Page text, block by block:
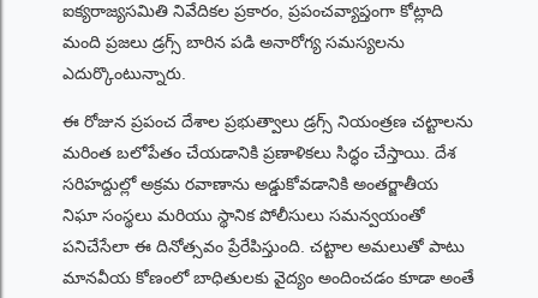
ఐక్యరాజ్యసమితి నివేదికల ప్రకారం, ప్రపంచవ్యాప్తంగా కోట్లాది
మంది ప్రజలు డ్రగ్స్ బారిన పడి అనారోగ్య సమస్యలను
ఎదుర్కొంటున్నారు.
ఈ రోజున ప్రపంచ దేశాల ప్రభుత్వాలు డ్రగ్స్ నియంత్రణ చట్టాలను
మరింత బలోపేతం చేయడానికి ప్రణాళికలు సిద్ధం చేస్తాయి. దేశ
సరిహద్దుల్లో అక్రమ రవాణాను అడ్డుకోవడానికి అంతర్జాతీయ
నిఘా సంస్థలు మరియు స్థానిక పోలీసులు సమన్వయంతో
పనిచేసేలా ఈ దినోత్సవం ప్రేరేపిస్తుంది. చట్టాల అమలుతో పాటు
మానవీయ కోణంలో బాధితులకు వైద్యం అందించడం కూడా అంతే